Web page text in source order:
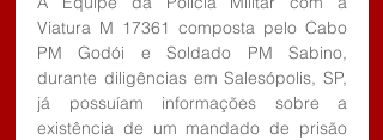
Viatura M 17361 composta pelo Cabo
PM Godói e Soldado PM Sabino,
durante diligências em Salesópolis, SP,
já possuíam informações sobre a
existência de um mandado de prisão